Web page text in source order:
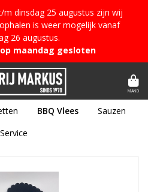
m dinsdag 25 augustus zijn wij
is weer mogelijk vanaf
26 augustus.
op maandag gesloten
MAND
BBQ Vlees
Sauzen
Service